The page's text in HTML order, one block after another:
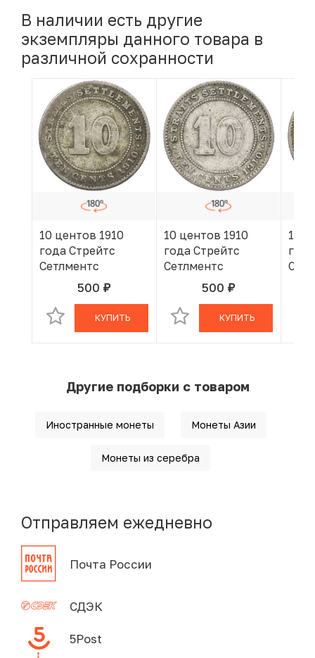
В наличии есть другие
экземпляры данного товара в
различной сохранности
10 центов 1910
года Стрейтс
Сетлментс
500 руб.
В КОРЗИНЕ
КУПИТЬ
10 центов 1910
года Стрейтс
Сетлментс
500 руб.
В КОРЗИНЕ
КУПИТЬ
10
Другие подборки с товаром
Иностранные монеты Монеты Азии
Монеты из серебра
Отправляем ежедневно
Почта России
СДЭК
5Post